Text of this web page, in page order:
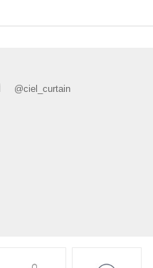
@ciel_curtain